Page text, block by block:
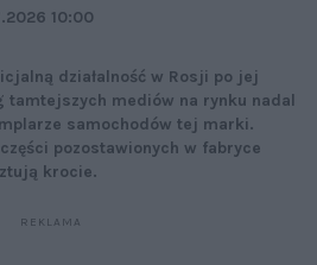
10:00
działalność w Rosji po jej
tamtejszych mediów na rynku nadal
samochodów tej marki.
pozostawionych w fabryce
krocie.